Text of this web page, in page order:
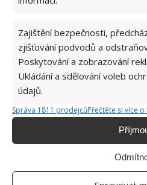
Zajištění bezpečnosti,
zjišťování podvodů a
Poskytování a zobrazování
Ukládání a sdělování voleb
údajů.
Správa 1811 prodejcůPřečtěte si více
Jiří
velkým